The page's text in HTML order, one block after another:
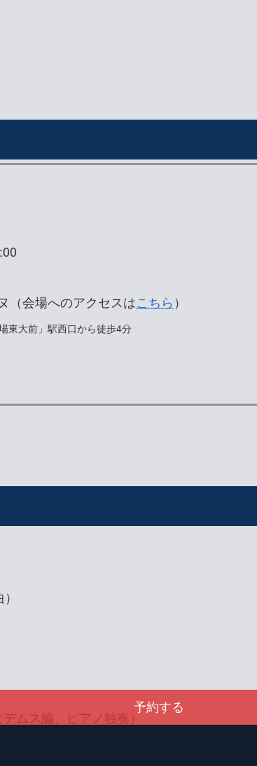
（会場へのアクセスはこちら ）
東大前」駅西口から徒歩4分
ムス編、ピアノ独奏）
予約する